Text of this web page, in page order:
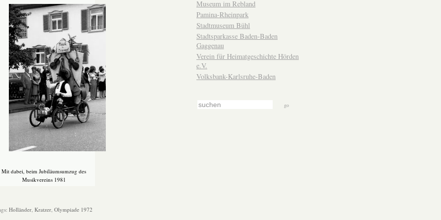
Mit dabei, beim Jubiläumsumzug des
Musikvereins 1981
Holländer, Kratzer, Olympiade 1972
Museum im Rebland
Pamina-Rheinpark
Stadtmuseum Bühl
Stadtsparkasse Baden-Baden
Gaggenau
Verein für Heimatgeschichte Hörden
e.V.
Volksbank-Karlsruhe-Baden